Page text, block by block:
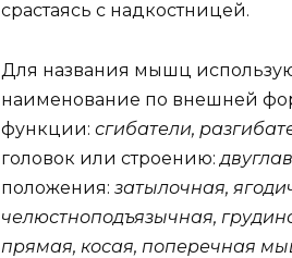
срастаясь с надкостницей.
Для названия мышц
наименование по внешней
функции: сгибатели,
головок или строению:
положения: затылочная,
челюстноподъязычная,
прямая, косая, поперечная